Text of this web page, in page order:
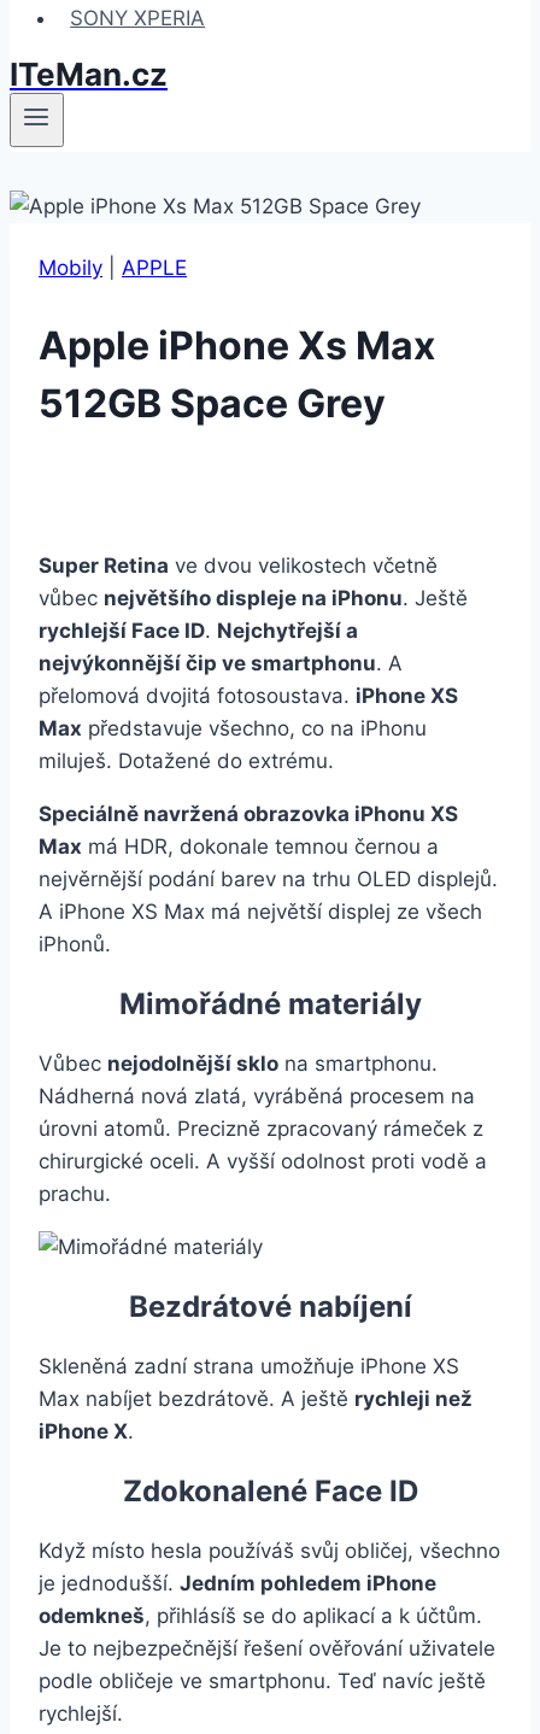
SONY XPERIA
ITeMan.cz
Mobily APPLE
Apple iPhone Xs Max
512GB Space Grey
Super Retina ve dvou velikostech včetně
vůbec největšího displeje na iPhonu. Ještě
rychlejší Face ID. Nejchytřejší a
nejvýkonnější čip ve smartphonu. A
přelomová dvojitá fotosoustava. iPhone XS
Max představuje všechno, co na iPhonu
miluješ. Dotažené do extrému.
Speciálně navržená obrazovka iPhonu XS
Max má HDR, dokonale temnou černou a
nejvěrnější podání barev na trhu OLED displejů.
A iPhone XS Max má největší displej ze všech
iPhonů.
Mimořádné materiály
Vůbec nejodolnější sklo na smartphonu.
Nádherná nová zlatá, vyráběná procesem na
úrovni atomů. Precizně zpracovaný rámeček z
chirurgické oceli. A vyšší odolnost proti vodě a
prachu.
Bezdrátové nabíjení
Skleněná zadní strana umožňuje iPhone XS
Max nabíjet bezdrátově. A ještě rychleji než
iPhone X.
Zdokonalené Face ID
Když místo hesla používáš svůj obličej, všechno
je jednodušší. Jedním pohledem iPhone
odemkneš, přihlásíš se do aplikací a k účtům.
Je to nejbezpečnější řešení ověřování uživatele
podle obličeje ve smartphonu. Teď navíc ještě
rychlejší.